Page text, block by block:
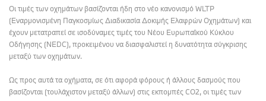
Οι τιμές των οχημάτων βασίζονται ήδη στο νέο κανονισμό WLTP
(Εναρμονισμένη Παγκοσμίως Διαδικασία Δοκιμής Ελαφρών Οχημάτων) και
έχουν μετατραπεί σε ισοδύναμες τιμές του Νέου Ευρωπαϊκού Κύκλου
Οδήγησης (NEDC), προκειμένου να διασφαλιστεί η δυνατότητα σύγκρισης
μεταξύ των οχημάτων.
Ως προς αυτά τα οχήματα, σε ότι αφορά φόρους ή άλλους δασμούς που
βασίζονται (τουλάχιστον μεταξύ άλλων) στις εκπομπές CO2, οι τιμές των